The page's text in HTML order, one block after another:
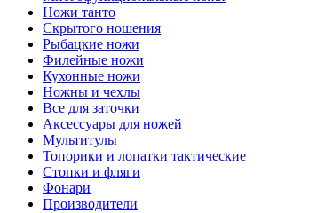
Ножи танто
Скрытого ношения
Рыбацкие ножи
Филейные ножи
Кухонные ножи
Ножны и чехлы
Все для заточки
Аксессуары для ножей
Мультитулы
Топорики и лопатки тактические
Стопки и фляги
Фонари
Производители